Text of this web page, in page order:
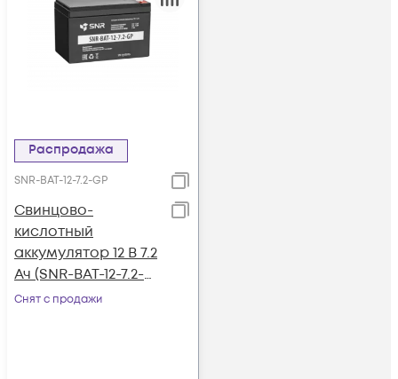
Распродажа
SNR-BAT-12-7.2-GP
Свинцово-
кислотный
аккумулятор 12 В 7.2
Ач (SNR-BAT-12-7.2-
GP)
Снят с продажи